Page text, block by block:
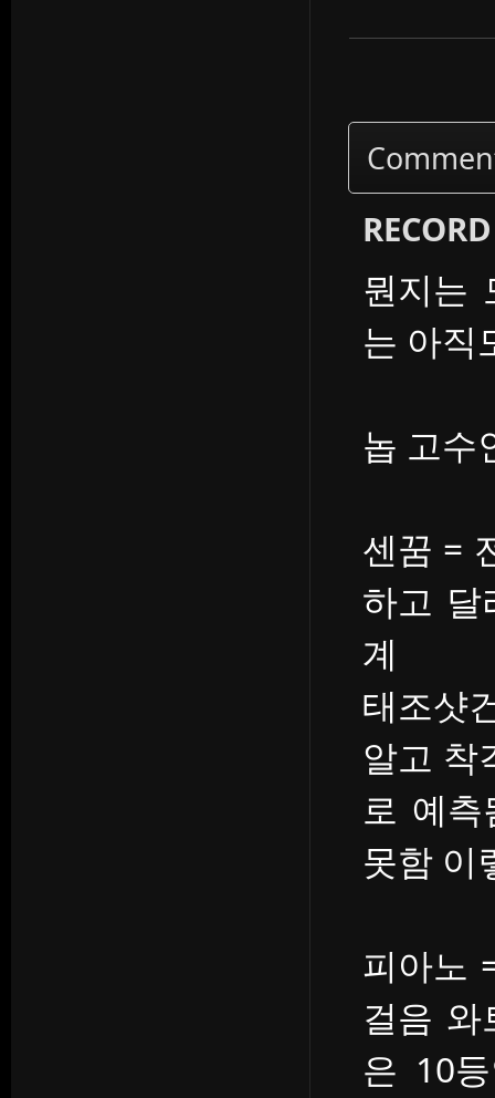
RECORD
뭔지는
는 아직
놉 고수
센꿈 =
하고 달
계
태조샷
알고 착
로 예
못함 이
피아노
걸음
은 10